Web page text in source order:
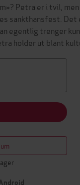
Petra er i tvil,
sankthansfest. Det
egentlig trenger
holder ut blant